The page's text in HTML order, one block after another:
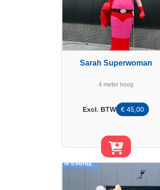
Sarah Superwoman
4 meter hoog
€ 45,00
Excl. BTW